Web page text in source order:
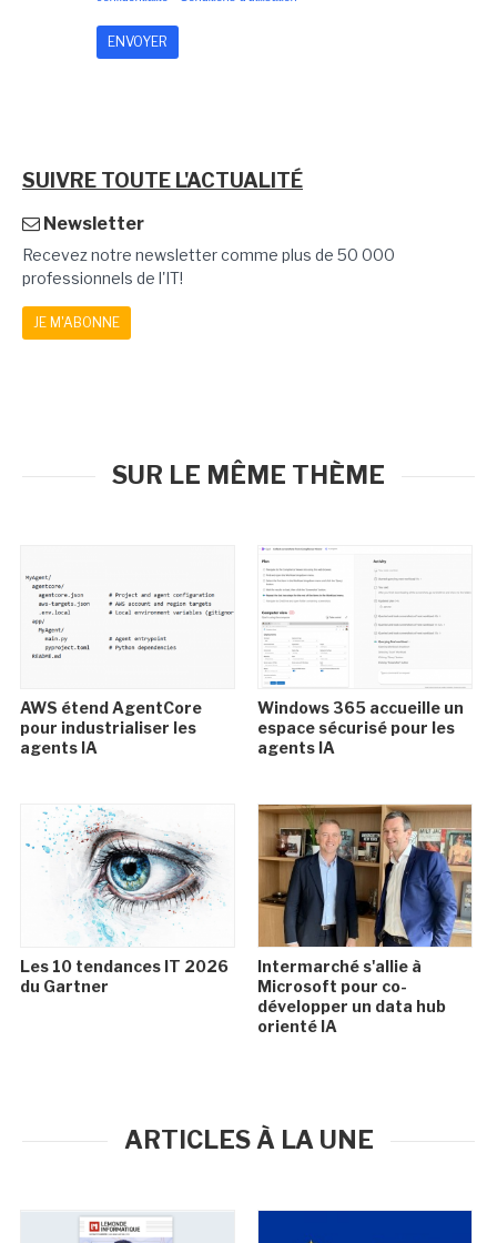
SUIVRE TOUTE L'ACTUALITÉ
Newsletter
Recevez notre newsletter comme plus de 50 000
professionnels de l'IT!
JE M'ABONNE
SUR LE MÊME THÈME
AWS étend AgentCore
pour industrialiser les
agents IA
Windows 365 accueille un
espace sécurisé pour les
agents IA
Les 10 tendances IT 2026
du Gartner
Intermarché s'allie à
Microsoft pour co-
développer un data hub
orienté IA
ARTICLES À LA UNE